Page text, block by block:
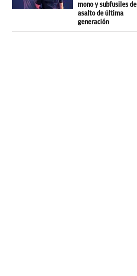
mono y subfusiles de
asalto de última
generación